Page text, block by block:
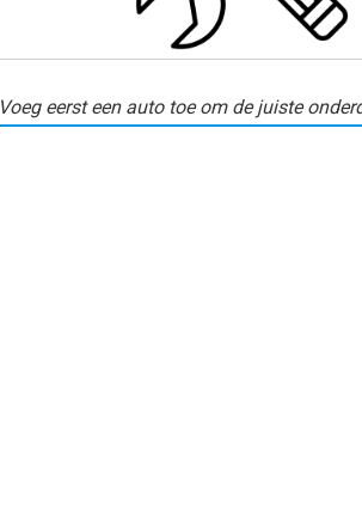
Voeg eerst een auto toe om de juiste